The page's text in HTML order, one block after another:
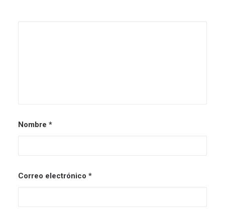
Nombre *
Correo electrónico *